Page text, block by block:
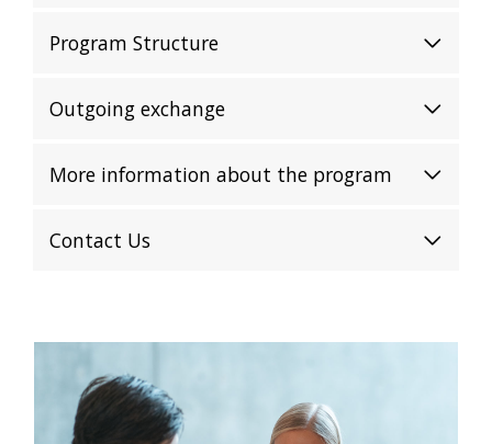
Program Structure
Outgoing exchange
More information about the program
Contact Us